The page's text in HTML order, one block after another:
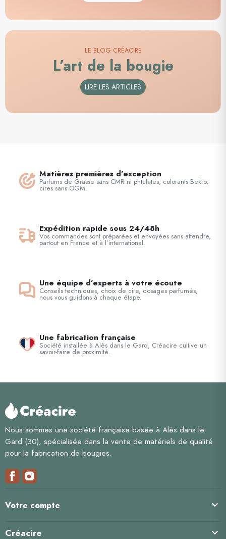
LE BLOG CRÉACIRE
L’art de la bougie
LIRE LES ARTICLES
Matières premières d’exception
Parfums de Grasse sans CMR ni phtalates, colorants Bekro,
cires sans OGM.
Expédition rapide sous 24/48h
Vos commandes sont préparées et envoyées sans attendre,
partout en France et à l’international.
Une équipe d’experts à votre écoute
Conseils techniques, choix de cire, dosages parfumés,
nous vous guidons à chaque étape.
Une fabrication française
Société installée à Alès dans le Gard, Créacire cultive un
savoir-faire de proximité.
Nous sommes une société française basée à Alès dans le
Gard (30), spécialisée dans la vente de matériels de qualité
pour la fabrication de bougies.
Votre compte 
Créacire 